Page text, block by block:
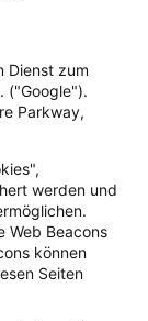
Dienst zum
("Google").
Parkway,
werden und
Web Beacons
können
Seiten